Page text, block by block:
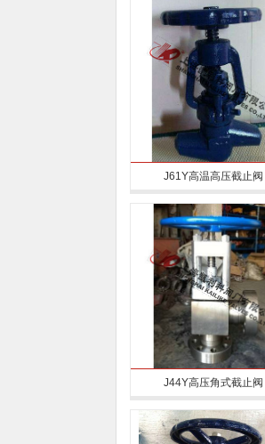
J61Y高温高压截止阀
J44Y高压角式截止阀